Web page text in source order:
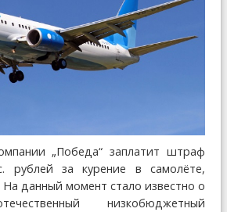
„Победа“ заплатит штраф
рублей за курение в самолёте,
На данный момент стало известно о
низкобюджетный